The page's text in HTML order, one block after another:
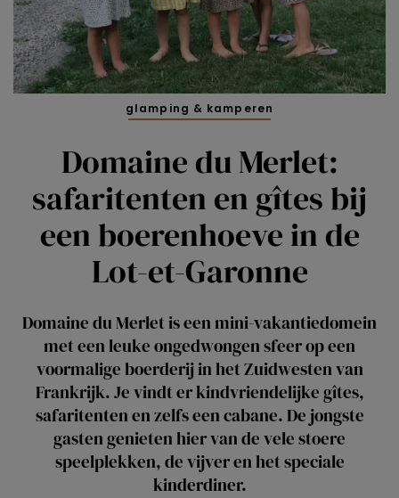
glamping & kamperen
Domaine du Merlet:
safaritenten en gîtes bij
een boerenhoeve in de
Lot-et-Garonne
Domaine du Merlet is een mini-vakantiedomein
met een leuke ongedwongen sfeer op een
voormalige boerderij in het Zuidwesten van
Frankrijk. Je vindt er kindvriendelijke gîtes,
safaritenten en zelfs een cabane. De jongste
gasten genieten hier van de vele stoere
speelplekken, de vijver en het speciale
kinderdiner.